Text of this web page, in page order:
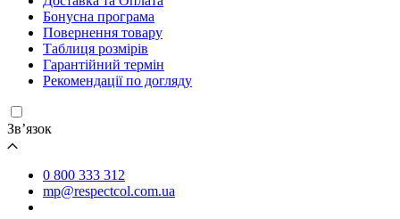
Бонусна програма
Повернення товару
Таблиця розмірів
Гарантійний термін
Рекомендації по догляду
Зв’язок
0 800 333 312
mp@respectcol.com.ua